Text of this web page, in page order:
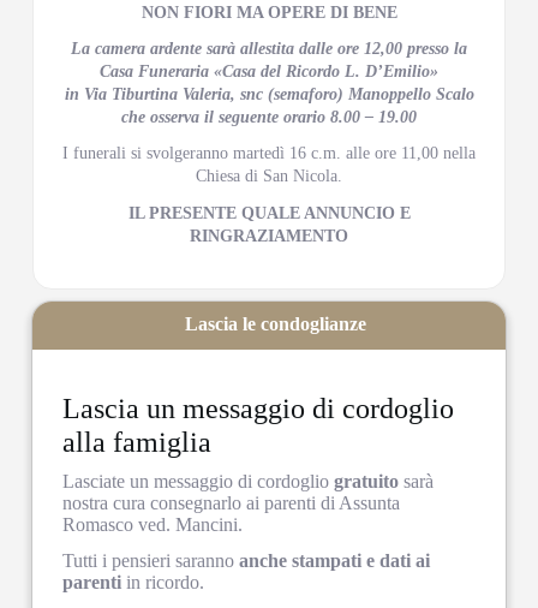
NON FIORI MA OPERE DI BENE
La camera ardente sarà allestita dalle ore 12,00 presso la
Casa Funeraria «Casa del Ricordo L. D’Emilio»
in Via Tiburtina Valeria, snc (semaforo) Manoppello Scalo
che osserva il seguente orario 8.00 – 19.00
I funerali si svolgeranno martedì 16 c.m. alle ore 11,00 nella
Chiesa di San Nicola.
IL PRESENTE QUALE ANNUNCIO E
RINGRAZIAMENTO
Lascia un messaggio di cordoglio
alla famiglia
Lasciate un messaggio di cordogliogratuito sarà
nostra cura consegnarlo ai parenti di Assunta
Romasco ved. Mancini.
Tutti i pensieri sarannoanche stampati e dati ai
parenti in ricordo.
Lascia le condoglianze